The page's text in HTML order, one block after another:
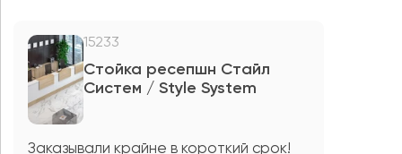
15233
Стойка ресепшн Стайл
Систем / Style System
Заказывали крайне в короткий срок!